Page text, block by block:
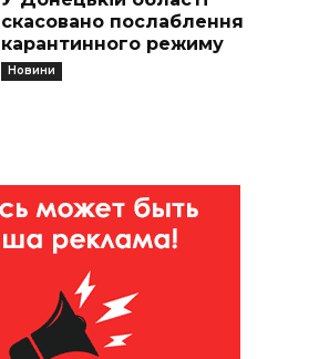
скасовано послаблення
карантинного режиму
Новини